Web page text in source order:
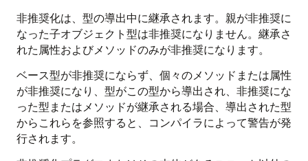
非推奨化は、型の導出中に継承されます。親が非推奨に
なった子オブジェクト型は非推奨になりません。継承さ
れた属性およびメソッドのみが非推奨になります。
ベース型が非推奨にならず、個々のメソッドまたは属性
が非推奨になり、型がこの型から導出され、非推奨にな
った型またはメソッドが継承される場合、導出された型
からこれらを参照すると、コンパイラによって警告が発
行されます。